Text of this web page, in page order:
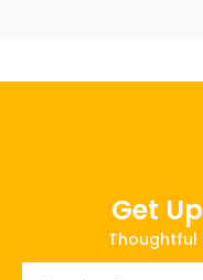
Get
Thoughtful